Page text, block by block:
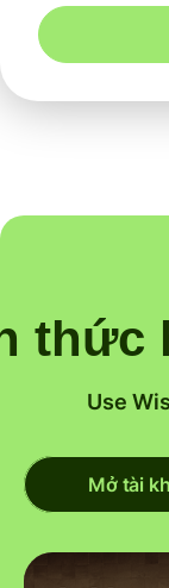
thức
Use
Mở tài